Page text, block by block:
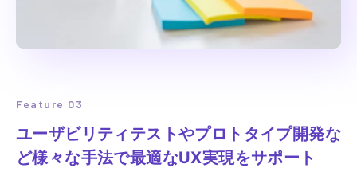
Feature 03
ユーザビリティテストやプロトタイプ開発な
ど様々な手法で最適なUX実現をサポート